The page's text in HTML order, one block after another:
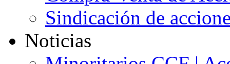
Sindicación de
Noticias